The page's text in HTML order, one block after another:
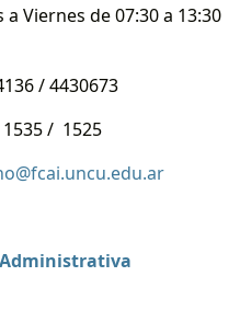
a Viernes de 07:30 a 13:30
/ 4430673
1535 / 1525